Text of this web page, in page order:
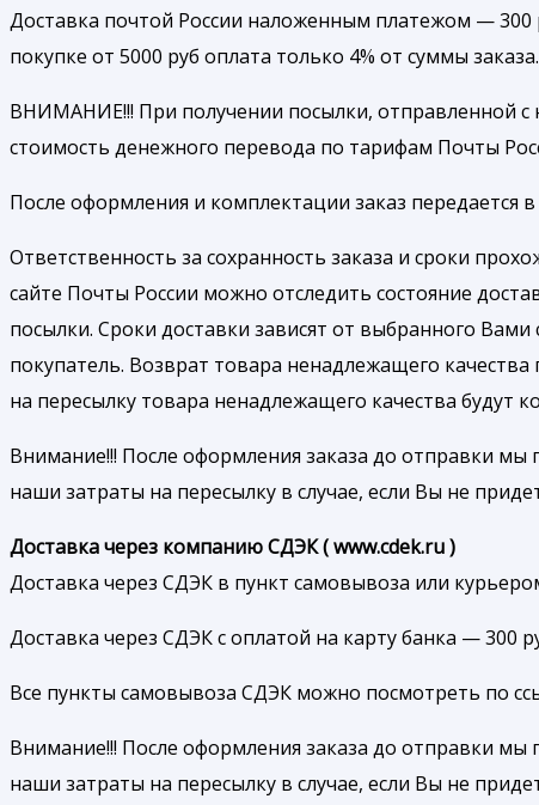
Доставка почтой России наложенным платежом —
покупке от 5000 руб оплата только 4% от суммы
ВНИМАНИЕ!!! При получении посылки, отправленной
стоимость денежного перевода по тарифам Почты
После оформления и комплектации заказ передается
Ответственность за сохранность заказа и сроки
сайте Почты России можно отследить состояние
посылки. Сроки доставки зависят от выбранного
покупатель. Возврат товара ненадлежащего
на пересылку товара ненадлежащего качества будут
Внимание!!! После оформления заказа до отправки мы
наши затраты на пересылку в случае, если Вы не
Доставка через компанию СДЭК ( www.cdek.ru )
Доставка через СДЭК в пункт самовывоза или
Доставка через СДЭК с оплатой на карту банка — 300
Все пункты самовывоза СДЭК можно посмотреть по
Внимание!!! После оформления заказа до отправки мы
наши затраты на пересылку в случае, если Вы не